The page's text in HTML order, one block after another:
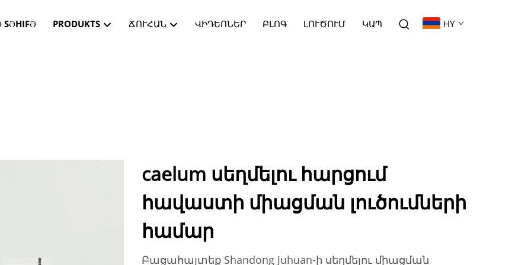
SƏHIFƏ PRODUKTS ՃՈՒՀԱՆ ՎԻԴԵՈՆԵՐ ԲԼՈԳ ԼՈՒԾՈՒՄ ԿԱՊ HY
caelum սեղմելու հարցում
հավաստի միացման լուծումների
համար
Բացահայտեք Shandong Juhuan-ի սեղմելու միացման